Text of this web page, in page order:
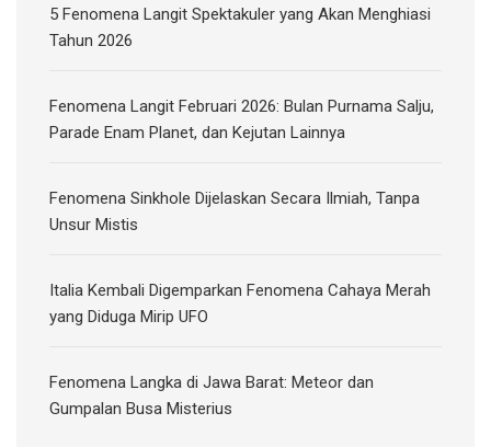
5 Fenomena Langit Spektakuler yang Akan Menghiasi
Tahun 2026
Fenomena Langit Februari 2026: Bulan Purnama Salju,
Parade Enam Planet, dan Kejutan Lainnya
Fenomena Sinkhole Dijelaskan Secara Ilmiah, Tanpa
Unsur Mistis
Italia Kembali Digemparkan Fenomena Cahaya Merah
yang Diduga Mirip UFO
Fenomena Langka di Jawa Barat: Meteor dan
Gumpalan Busa Misterius